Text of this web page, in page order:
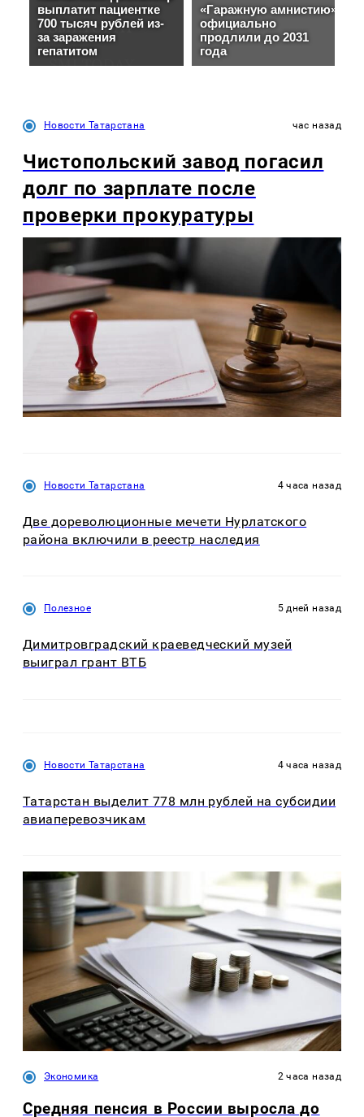
Новости Татарстана час назад
Чистопольский завод погасил
долг по зарплате после
проверки прокуратуры
Новости Татарстана 4 часа назад
Две дореволюционные мечети Нурлатского
района включили в реестр наследия
Полезное 5 дней назад
Димитровградский краеведческий музей
выиграл грант ВТБ
Новости Татарстана 4 часа назад
Татарстан выделит 778 млн рублей на субсидии
авиаперевозчикам
Экономика 2 часа назад
Средняя пенсия в России выросла до